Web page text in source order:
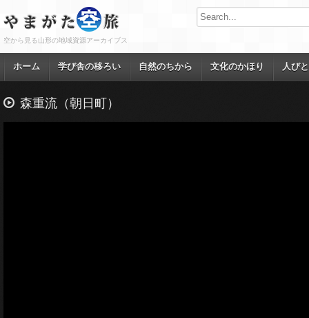
空から見る山形の地域資源アーカイブス
ホーム 学び舎の移ろい 自然のちから 文化のかほり 人び
森重流（朝日町）